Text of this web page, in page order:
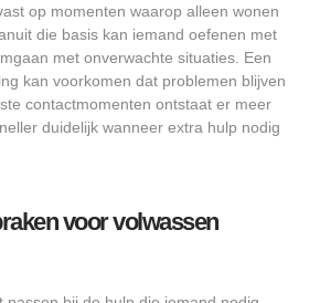
op momenten waarop alleen wonen
die basis kan iemand oefenen met
met onverwachte situaties. Een
kan voorkomen dat problemen blijven
contactmomenten ontstaat er meer
duidelijk wanneer extra hulp nodig
voor volwassen